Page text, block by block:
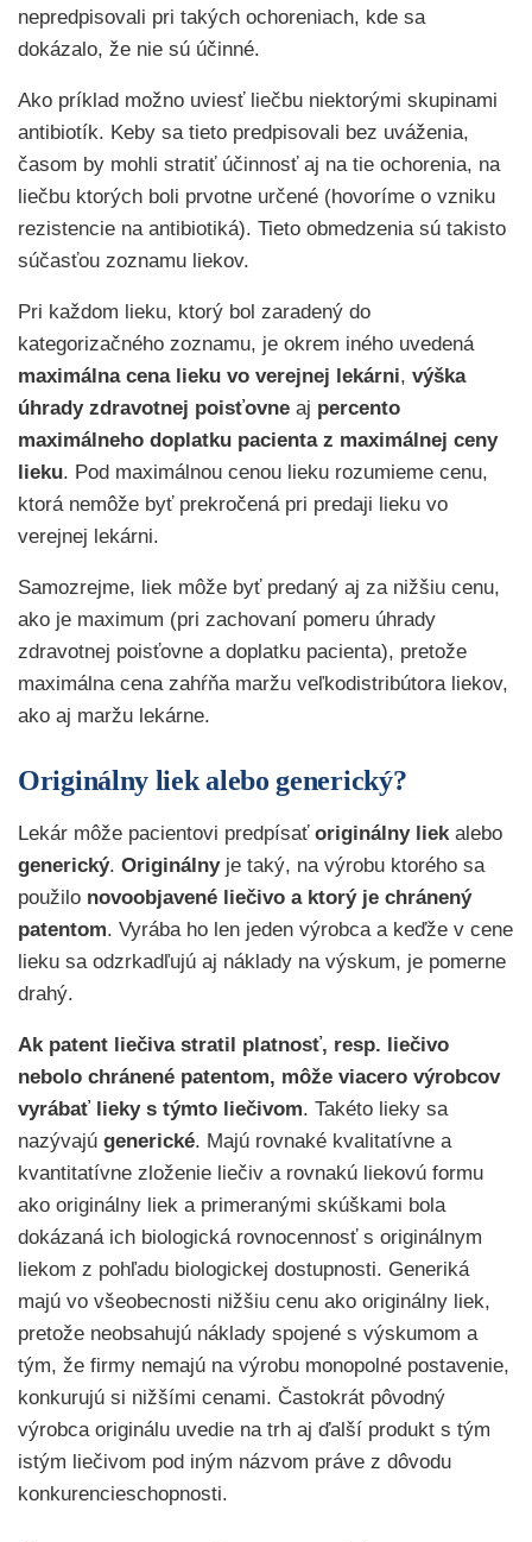
nepredpisovali pri takých ochoreniach, kde sa
dokázalo, že nie sú účinné.
Ako príklad možno uviesť liečbu niektorými skupinami
antibiotík. Keby sa tieto predpisovali bez uváženia,
časom by mohli stratiť účinnosť aj na tie ochorenia, na
liečbu ktorých boli prvotne určené (hovoríme o vzniku
rezistencie na antibiotiká). Tieto obmedzenia sú takisto
súčasťou zoznamu liekov.
Pri každom lieku, ktorý bol zaradený do
kategorizačného zoznamu, je okrem iného uvedená
maximálna cena lieku vo verejnej lekárni, výška
úhrady zdravotnej poisťovne aj percento
maximálneho doplatku pacienta z maximálnej ceny
lieku. Pod maximálnou cenou lieku rozumieme cenu,
ktorá nemôže byť prekročená pri predaji lieku vo
verejnej lekárni.
Samozrejme, liek môže byť predaný aj za nižšiu cenu,
ako je maximum (pri zachovaní pomeru úhrady
zdravotnej poisťovne a doplatku pacienta), pretože
maximálna cena zahŕňa maržu veľkodistribútora liekov,
ako aj maržu lekárne.
Originálny liek alebo generický?
Lekár môže pacientovi predpísať originálny liekalebo
generický. Originálnyje taký, na výrobu ktorého sa
použilo novoobjavené liečivo a ktorý je chránený
patentom. Vyrába ho len jeden výrobca a keďže v cene
lieku sa odzrkadľujú aj náklady na výskum, je pomerne
drahý.
Ak patent liečiva stratil platnosť, resp. liečivo
nebolo chránené patentom, môže viacero výrobcov
vyrábať lieky s týmto liečivom. Takéto lieky sa
nazývajú generické. Majú rovnaké kvalitatívne a
kvantitatívne zloženie liečiv a rovnakú liekovú formu
ako originálny liek a primeranými skúškami bola
dokázaná ich biologická rovnocennosť s originálnym
liekom z pohľadu biologickej dostupnosti. Generiká
majú vo všeobecnosti nižšiu cenu ako originálny liek,
pretože neobsahujú náklady spojené s výskumom a
tým, že firmy nemajú na výrobu monopolné postavenie,
konkurujú si nižšími cenami. Častokrát pôvodný
výrobca originálu uvedie na trh aj ďalší produkt s tým
istým liečivom pod iným názvom práve z dôvodu
konkurencieschopnosti.